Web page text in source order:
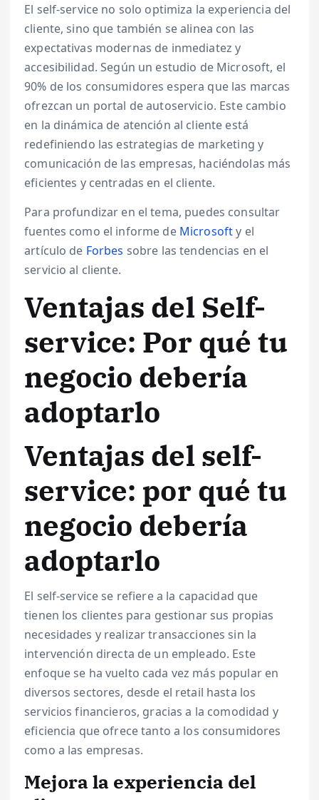
El self-service no solo optimiza la experiencia del
cliente, sino que también se alinea con las
expectativas modernas de inmediatez y
accesibilidad. Según un estudio de Microsoft, el
90% de los consumidores espera que las marcas
ofrezcan un portal de autoservicio. Este cambio
en la dinámica de atención al cliente está
redefiniendo las estrategias de marketing y
comunicación de las empresas, haciéndolas más
eficientes y centradas en el cliente.
Para profundizar en el tema, puedes consultar
fuentes como el informe de Microsofty el
artículo de Forbes sobre las tendencias en el
servicio al cliente.
Ventajas del Self-
service: Por qué tu
negocio debería
adoptarlo
Ventajas del self-
service: por qué tu
negocio debería
adoptarlo
El self-service se refiere a la capacidad que
tienen los clientes para gestionar sus propias
necesidades y realizar transacciones sin la
intervención directa de un empleado. Este
enfoque se ha vuelto cada vez más popular en
diversos sectores, desde el retail hasta los
servicios financieros, gracias a la comodidad y
eficiencia que ofrece tanto a los consumidores
como a las empresas.
Mejora la experiencia del